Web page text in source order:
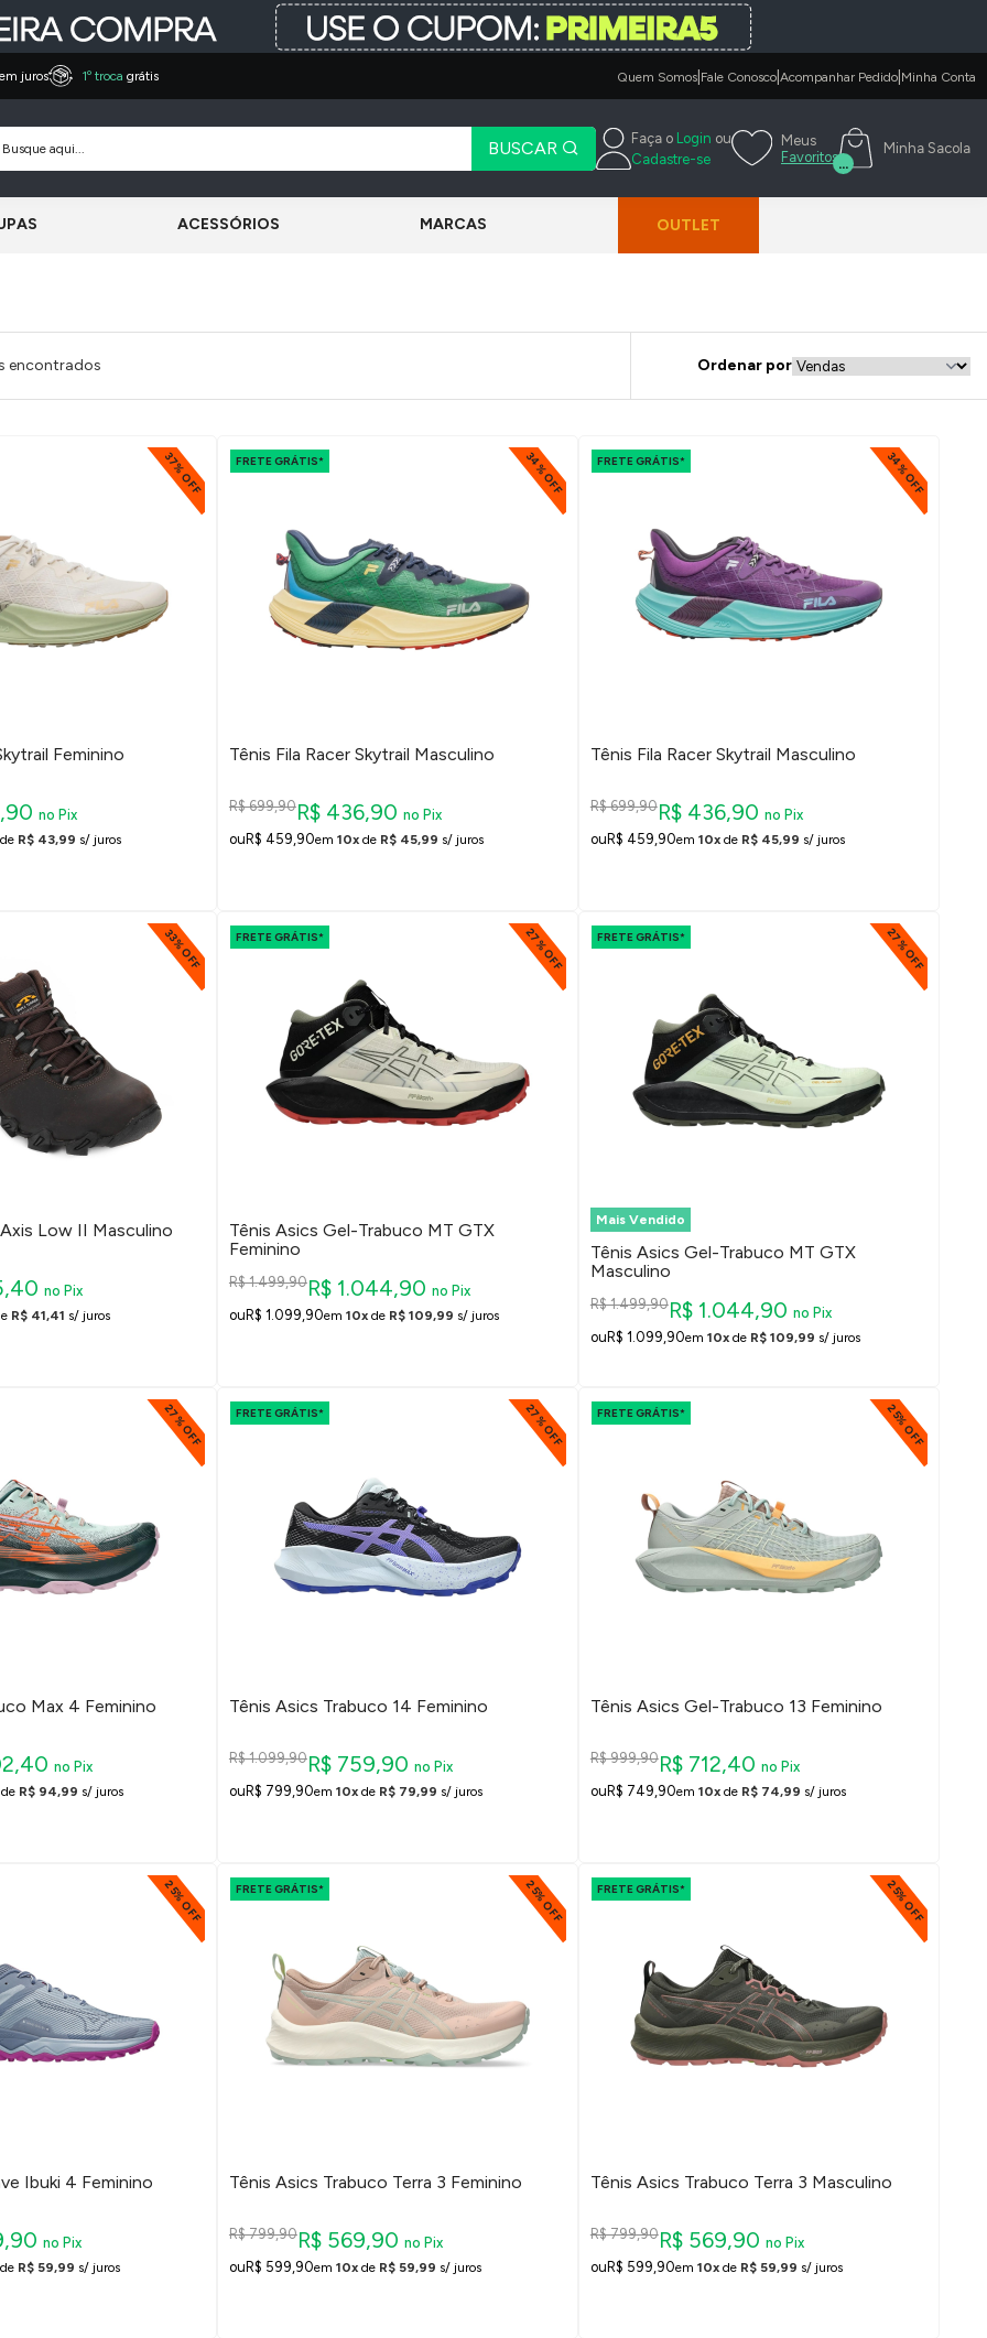
juros 1º troca grátis Quem Somos Fale Conosco Acompanhar Pedido Minha Conta
BUSCAR Faça o Login ou
Cadastre-se
Meus
Favoritos
Minha Sacola
...
ACESSÓRIOS MARCAS OUTLET
encontrados Ordenar por
37% OFF
Feminino
no Pix
R$ 43,99 s/ juros
34% OFF
FRETE GRÁTIS*
Tênis Fila Racer Skytrail Masculino
R$ 699,90R$ 436,90 no Pix
R$ 459,90em 10xde R$ 45,99 s/ juros
34% OFF
FRETE GRÁTIS*
Tênis Fila Racer Skytrail Masculino
R$ 699,90R$ 436,90 no Pix
R$ 459,90em 10xde R$ 45,99 s/ juros
33% OFF
Low II Masculino
no Pix
R$ 41,41 s/ juros
27% OFF
FRETE GRÁTIS*
Tênis Asics Gel-Trabuco MT GTX
Feminino
R$ 1.499,90R$ 1.044,90 no Pix
R$ 1.099,90em 10xde R$ 109,99 s/ juros
27% OFF
FRETE GRÁTIS*
Mais Vendido
Tênis Asics Gel-Trabuco MT GTX
Masculino
R$ 1.499,90R$ 1.044,90 no Pix
R$ 1.099,90em 10xde R$ 109,99 s/ juros
27% OFF
Max 4 Feminino
no Pix
R$ 94,99 s/ juros
27% OFF
FRETE GRÁTIS*
Tênis Asics Trabuco 14 Feminino
R$ 1.099,90R$ 759,90 no Pix
R$ 799,90em 10xde R$ 79,99 s/ juros
25% OFF
FRETE GRÁTIS*
Tênis Asics Gel-Trabuco 13 Feminino
R$ 999,90R$ 712,40 no Pix
R$ 749,90em 10xde R$ 74,99 s/ juros
25% OFF
Ibuki 4 Feminino
no Pix
R$ 59,99 s/ juros
25% OFF
FRETE GRÁTIS*
Tênis Asics Trabuco Terra 3 Feminino
R$ 799,90R$ 569,90 no Pix
R$ 599,90em 10xde R$ 59,99 s/ juros
25% OFF
FRETE GRÁTIS*
Tênis Asics Trabuco Terra 3 Masculino
R$ 799,90R$ 569,90 no Pix
R$ 599,90em 10xde R$ 59,99 s/ juros